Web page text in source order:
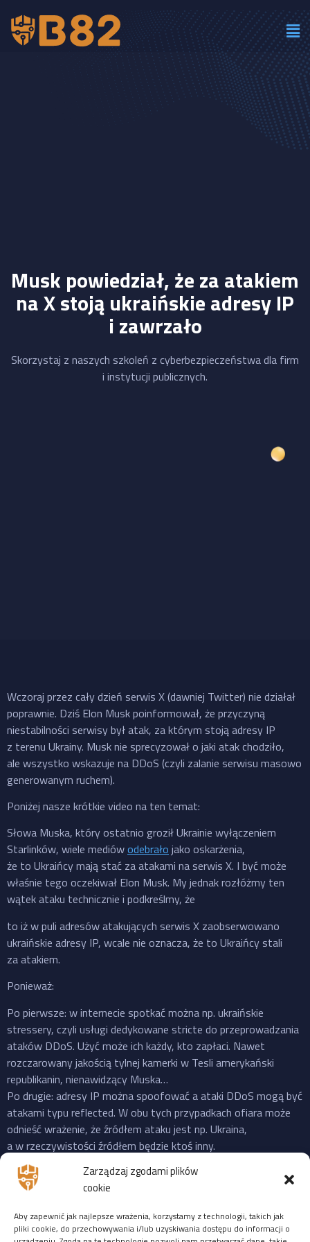
Zarządzaj zgodami plików
cookie
Aby zapewnić jak najlepsze wrażenia, korzystamy z technologii, takich jak
pliki cookie, do przechowywania i/lub uzyskiwania dostępu do informacji o
Musk powiedział, że za atakiem
na X stoją ukraińskie adresy IP
i zawrzało
Skorzystaj z naszych szkoleń z cyberbezpieczeństwa dla firm
i instytucji publicznych.
Wczoraj przez cały dzień serwis X (dawniej Twitter) nie działał
poprawnie. Dziś Elon Musk poinformował, że przyczyną
niestabilności serwisy był atak, za którym stoją adresy IP
z terenu Ukrainy. Musk nie sprecyzował o jaki atak chodziło,
ale wszystko wskazuje na DDoS (czyli zalanie serwisu masowo
generowanym ruchem).
Poniżej nasze krótkie video na ten temat:
Słowa Muska, który ostatnio groził Ukrainie wyłączeniem
Starlinków, wiele mediówodebrało jako oskarżenia,
że to Ukraińcy mają stać za atakami na serwis X. I być może
właśnie tego oczekiwał Elon Musk. My jednak rozłóżmy ten
wątek ataku technicznie i podkreślmy, że
to iż w puli adresów atakujących serwis X zaobserwowano
ukraińskie adresy IP, wcale nie oznacza, że to Ukraińcy stali
za atakiem.
Ponieważ:
Po pierwsze: w internecie spotkać można np. ukraińskie
stressery, czyli usługi dedykowane stricte do przeprowadzania
ataków DDoS. Użyć może ich każdy, kto zapłaci. Nawet
rozczarowany jakością tylnej kamerki w Tesli amerykański
republikanin, nienawidzący Muska…
Po drugie: adresy IP można spoofować a ataki DDoS mogą być
atakami typu reflected. W obu tych przypadkach ofiara może
odnieść wrażenie, że źródłem ataku jest np. Ukraina,
a w rzeczywistości źródłem będzie ktoś inny.
Po trzecie: do ataku na X “przyznała się” propalestyńska grupa
o cudownej nazwie “Mroczna Burza”, która powstała jeszcze
w 2023 i ma na swoim koncie ataki na cele zarówno w US,
Izraelu czy EU. Ale podobnie jak Musk, grupy “hakerskie” też
często mijają się z prawdą, więc niekoniecznie trzeba ufać